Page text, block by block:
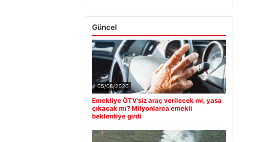
Güncel
05/08/2026
Emekliye ÖTV’siz araç verilecek mi, yasa
çıkacak mı? Milyonlarca emekli
beklentiye girdi